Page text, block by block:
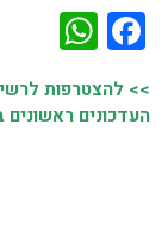
>> להצטרפות
העדכונים